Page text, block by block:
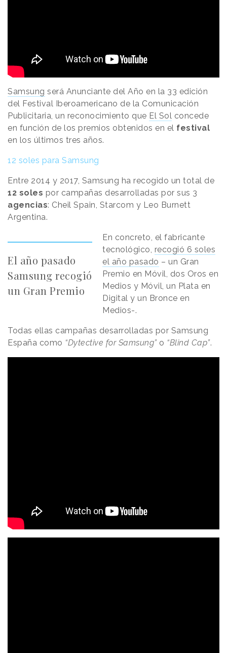
Samsung será Anunciante del Año en la 33 edición
del Festival Iberoamericano de la Comunicación
Publicitaria, un reconocimiento que El Sol concede
en función de los premios obtenidos en el festival
en los últimos tres años.
12 soles para Samsung
Entre 2014 y 2017, Samsung ha recogido un total de
12 soles por campañas desarrolladas por sus 3
agencias: Cheil Spain, Starcom y Leo Burnett
Argentina.
El año pasado
Samsung recogió
un Gran Premio
En concreto, el fabricante
tecnológico, recogió 6 soles
el año pasado – un Gran
Premio en Móvil, dos Oros en
Medios y Móvil, un Plata en
Digital y un Bronce en
Medios-.
Todas ellas campañas desarrolladas por Samsung
España como “Dytective for Samsung”o “Blind Cap”.